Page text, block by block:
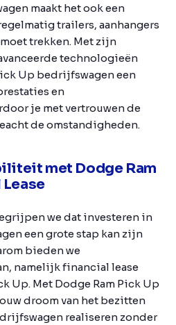
maakt het ook een
trailers, aanhangers
trekken. Met zijn
technologieën
Up bedrijfswagen een
en
je met vertrouwen de
de omstandigheden.
met Dodge Ram
Lease
we dat investeren in
een grote stap kan zijn
bieden we
namelijk financial lease
Up. Met Dodge Ram Pick Up
droom van het bezitten
realiseren zonder